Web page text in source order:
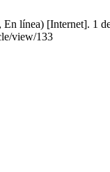
línea) [Internet]. 1
view/133